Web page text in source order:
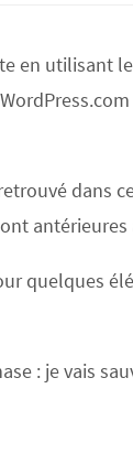
utilisant
dans
antérieures
: je vais